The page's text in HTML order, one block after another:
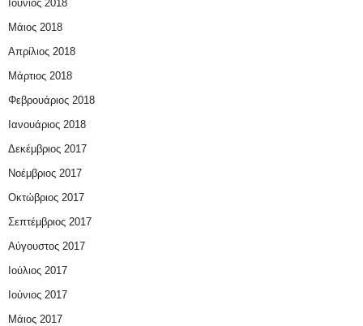
Ιούνιος 2018
Μάιος 2018
Απρίλιος 2018
Μάρτιος 2018
Φεβρουάριος 2018
Ιανουάριος 2018
Δεκέμβριος 2017
Νοέμβριος 2017
Οκτώβριος 2017
Σεπτέμβριος 2017
Αύγουστος 2017
Ιούλιος 2017
Ιούνιος 2017
Μάιος 2017